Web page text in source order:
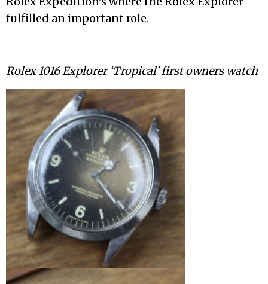
fulfilled an important role.
Rolex 1016 Explorer ‘Tropical’ first owners watch